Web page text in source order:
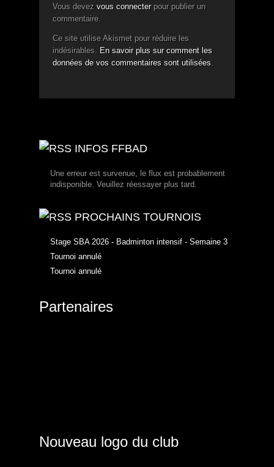
Vous devez vous connecterpour publier un
commentaire.
Ce site utilise Akismet pour réduire les
indésirables. En savoir plus sur comment les
données de vos commentaires sont utilisées.
INFOS FFBAD
Une erreur est survenue, le flux est probablement
indisponible. Veuillez réessayer plus tard.
PROCHAINS TOURNOIS
Stage SBA 2026 - Badminton intensif - Semaine 3
Tournoi annulé
Tournoi annulé
Partenaires
Nouveau logo du club